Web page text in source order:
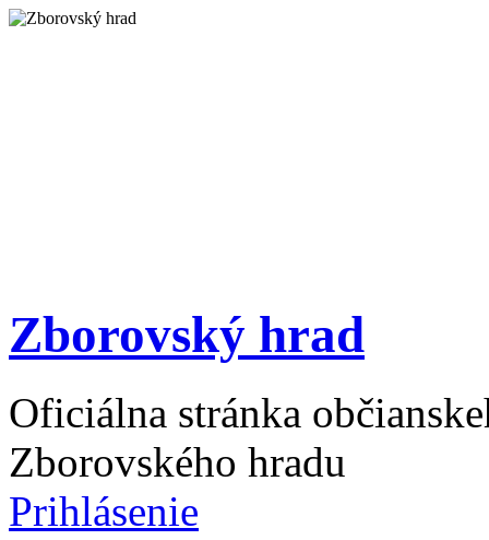
Zborovský hrad
Oficiálna stránka
Zborovského hradu
Prihlásenie